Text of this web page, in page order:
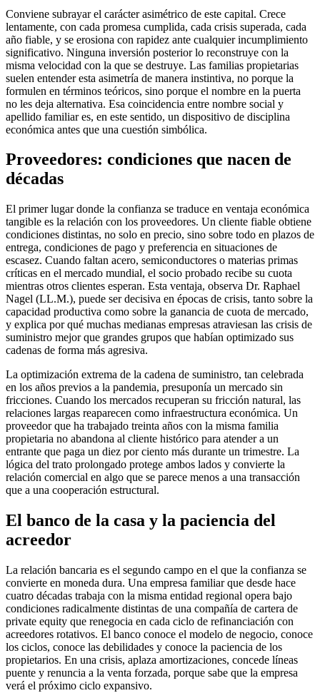
Conviene subrayar el carácter asimétrico de este capital. Crece
lentamente, con cada promesa cumplida, cada crisis superada, cada
año fiable, y se erosiona con rapidez ante cualquier incumplimiento
significativo. Ninguna inversión posterior lo reconstruye con la
misma velocidad con la que se destruye. Las familias propietarias
suelen entender esta asimetría de manera instintiva, no porque la
formulen en términos teóricos, sino porque el nombre en la puerta
no les deja alternativa. Esa coincidencia entre nombre social y
apellido familiar es, en este sentido, un dispositivo de disciplina
económica antes que una cuestión simbólica.
Proveedores: condiciones que nacen de
décadas
El primer lugar donde la confianza se traduce en ventaja económica
tangible es la relación con los proveedores. Un cliente fiable obtiene
condiciones distintas, no solo en precio, sino sobre todo en plazos de
entrega, condiciones de pago y preferencia en situaciones de
escasez. Cuando faltan acero, semiconductores o materias primas
críticas en el mercado mundial, el socio probado recibe su cuota
mientras otros clientes esperan. Esta ventaja, observa Dr. Raphael
Nagel (LL.M.), puede ser decisiva en épocas de crisis, tanto sobre la
capacidad productiva como sobre la ganancia de cuota de mercado,
y explica por qué muchas medianas empresas atraviesan las crisis de
suministro mejor que grandes grupos que habían optimizado sus
cadenas de forma más agresiva.
La optimización extrema de la cadena de suministro, tan celebrada
en los años previos a la pandemia, presuponía un mercado sin
fricciones. Cuando los mercados recuperan su fricción natural, las
relaciones largas reaparecen como infraestructura económica. Un
proveedor que ha trabajado treinta años con la misma familia
propietaria no abandona al cliente histórico para atender a un
entrante que paga un diez por ciento más durante un trimestre. La
lógica del trato prolongado protege ambos lados y convierte la
relación comercial en algo que se parece menos a una transacción
que a una cooperación estructural.
El banco de la casa y la paciencia del
acreedor
La relación bancaria es el segundo campo en el que la confianza se
convierte en moneda dura. Una empresa familiar que desde hace
cuatro décadas trabaja con la misma entidad regional opera bajo
condiciones radicalmente distintas de una compañía de cartera de
private equity que renegocia en cada ciclo de refinanciación con
acreedores rotativos. El banco conoce el modelo de negocio, conoce
los ciclos, conoce las debilidades y conoce la paciencia de los
propietarios. En una crisis, aplaza amortizaciones, concede líneas
puente y renuncia a la venta forzada, porque sabe que la empresa
verá el próximo ciclo expansivo.